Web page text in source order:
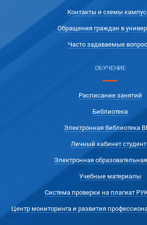
Контакты и схемы
Обращения граждан в
Часто задаваемые
ОБУЧЕНИЕ
Расписание занятий
Библиотека
Электронная библиотека
Личный кабинет
Электронная
Учебные материалы
Система проверки на плагиат
Центр мониторинга и развития